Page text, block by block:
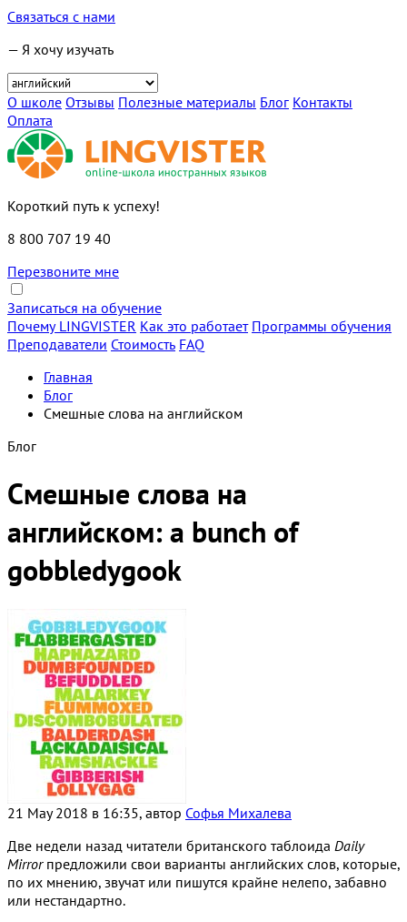
Связаться с нами
— Я хочу изучать
О школе Отзывы Полезные материалы Блог Контакты
Оплата
Короткий путь к успеху!
8 800 707 19 40
Перезвоните мне
Записаться на обучение
Почему LINGVISTER Как это работает Программы обучения
Преподаватели Стоимость FAQ
Главная
Блог
Смешные слова на английском
Блог
Смешные слова на
английском: a bunch of
gobbledygook
21 May 2018 в 16:35, автор Софья Михалева
Две недели назад читатели британского таблоида Daily
Mirrorпредложили свои варианты английских слов, которые,
по их мнению, звучат или пишутся крайне нелепо, забавно
или нестандартно.